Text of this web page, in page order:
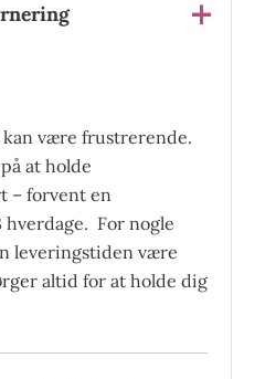
være frustrerende.
at holde
– forvent en
For nogle
leveringstiden være
altid for at holde dig